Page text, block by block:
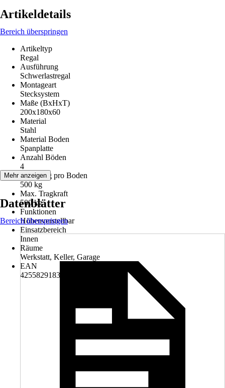
Artikeldetails
Bereich überspringen
Artikeltyp
Regal
Ausführung
Schwerlastregal
Montageart
Stecksystem
Maße (BxHxT)
200x180x60
Material
Stahl
Material Boden
Spanplatte
Anzahl Böden
4
Belastung pro Boden
500 kg
Max. Tragkraft
500 kg
Funktionen
Höhenverstellbar
Einsatzbereich
Innen
Räume
Werkstatt, Keller, Garage
EAN
4255829183595
Mehr anzeigen
Datenblätter
Bereich überspringen